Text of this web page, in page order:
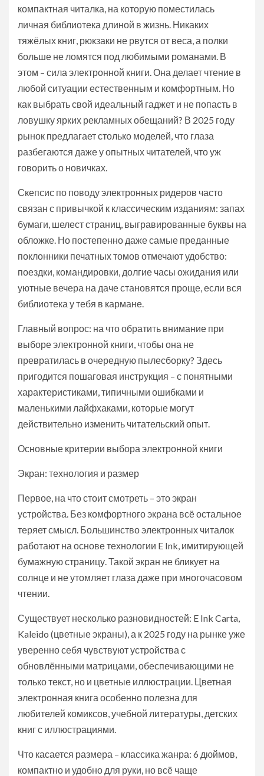
компактная читалка, на которую поместилась
личная библиотека длиной в жизнь. Никаких
тяжёлых книг, рюкзаки не рвутся от веса, а полки
больше не ломятся под любимыми романами. В
этом – сила электронной книги. Она делает чтение в
любой ситуации естественным и комфортным. Но
как выбрать свой идеальный гаджет и не попасть в
ловушку ярких рекламных обещаний? В 2025 году
рынок предлагает столько моделей, что глаза
разбегаются даже у опытных читателей, что уж
говорить о новичках.
Скепсис по поводу электронных ридеров часто
связан с привычкой к классическим изданиям: запах
бумаги, шелест страниц, выгравированные буквы на
обложке. Но постепенно даже самые преданные
поклонники печатных томов отмечают удобство:
поездки, командировки, долгие часы ожидания или
уютные вечера на даче становятся проще, если вся
библиотека у тебя в кармане.
Главный вопрос: на что обратить внимание при
выборе электронной книги, чтобы она не
превратилась в очередную пылесборку? Здесь
пригодится пошаговая инструкция – с понятными
характеристиками, типичными ошибками и
маленькими лайфхаками, которые могут
действительно изменить читательский опыт.
Основные критерии выбора электронной книги
Экран: технология и размер
Первое, на что стоит смотреть – это экран
устройства. Без комфортного экрана всё остальное
теряет смысл. Большинство электронных читалок
работают на основе технологии E Ink, имитирующей
бумажную страницу. Такой экран не бликует на
солнце и не утомляет глаза даже при многочасовом
чтении.
Существует несколько разновидностей: E Ink Carta,
Kaleido (цветные экраны), а к 2025 году на рынке уже
уверенно себя чувствуют устройства с
обновлёнными матрицами, обеспечивающими не
только текст, но и цветные иллюстрации. Цветная
электронная книга особенно полезна для
любителей комиксов, учебной литературы, детских
книг с иллюстрациями.
Что касается размера – классика жанра: 6 дюймов,
компактно и удобно для руки, но всё чаще